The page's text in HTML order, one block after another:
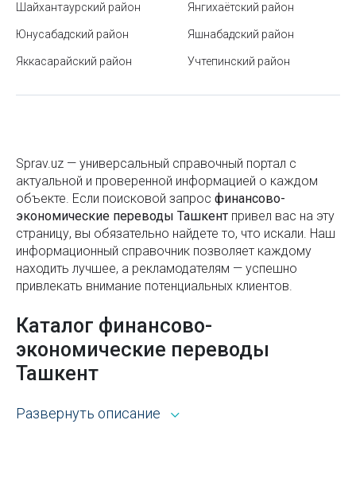
Автомобильные номера в Узбекистане
Как проверить задолженность перед выездом из
Узбекистана и избежать запрета
Рынок Урикзор в Ташкенте
Кто должен устанавливать в подъездах кодовые
замки и домофоны?
Преимущества использования
концентрированного пюре в кулинарии
Маркировка электроники и бытовой техники
Шайхантаурский район
Юнусабадский район
Яккасарайский район
Янгихаётский район
Яшнабадский район
Учтепинский район
Sprav.uz — универсальный справочный портал с
актуальной и проверенной информацией о каждом
объекте. Если поисковой запроc финансово-
экономические переводы Ташкент привел вас на эту
страницу, вы обязательно найдете то, что искали. Наш
информационный справочник позволяет каждому
находить лучшее, а рекламодателям — успешно
привлекать внимание потенциальных клиентов.
Каталог финансово-
экономические переводы
Ташкент
Выбор нашего портала для поиска информации
Развернуть описание